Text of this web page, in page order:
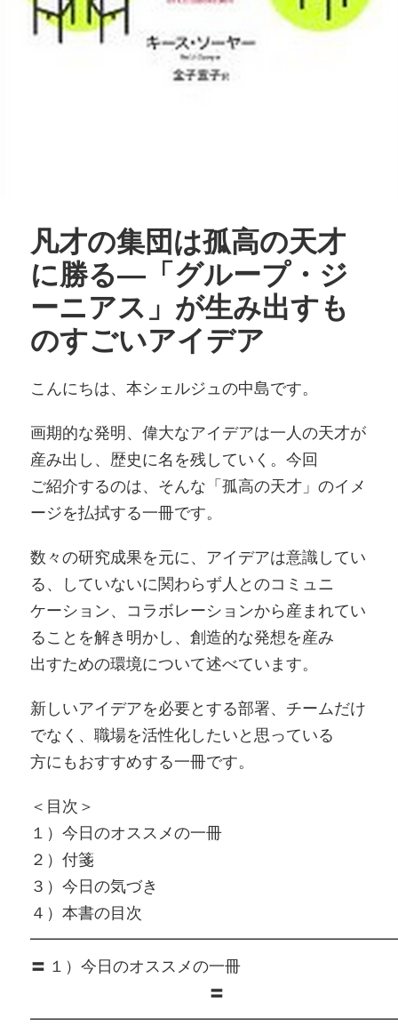
凡才の集団は孤高の天才
に勝る―「グループ・ジ
ーニアス」が生み出すも
のすごいアイデア
こんにちは、本シェルジュの中島です。
画期的な発明、偉大なアイデアは一人の天才が
産み出し、歴史に名を残していく。今回
ご紹介するのは、そんな「孤高の天才」のイメ
ージを払拭する一冊です。
数々の研究成果を元に、アイデアは意識してい
る、していないに関わらず人とのコミュニ
ケーション、コラボレーションから産まれてい
ることを解き明かし、創造的な発想を産み
出すための環境について述べています。
新しいアイデアを必要とする部署、チームだけ
でなく、職場を活性化したいと思っている
方にもおすすめする一冊です。
＜目次＞
１）今日のオススメの一冊
２）付箋
３）今日の気づき
４）本書の目次
〓 １）今日のオススメの一冊
〓